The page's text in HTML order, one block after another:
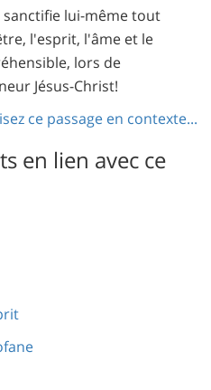
sanctifie lui-même tout
l'esprit, l'âme et le
lors de
Jésus-Christ!
ce passage en contexte...
en lien avec ce